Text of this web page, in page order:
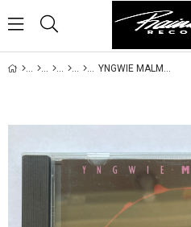
YNGWIE MALMSTEEN – ECLIPSE